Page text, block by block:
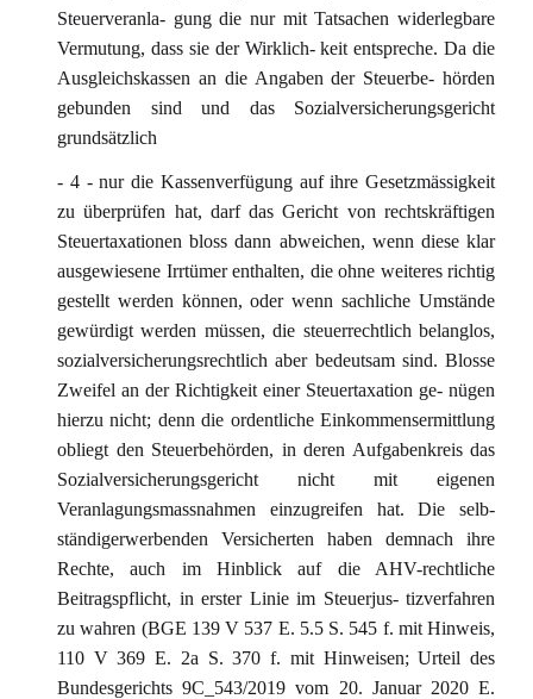
Steuerveranla- gung die nur mit Tatsachen widerlegbare
Vermutung, dass sie der Wirklich- keit entspreche. Da die
Ausgleichskassen an die Angaben der Steuerbe- hörden
gebunden sind und das Sozialversicherungsgericht
grundsätzlich
- 4 - nur die Kassenverfügung auf ihre Gesetzmässigkeit
zu überprüfen hat, darf das Gericht von rechtskräftigen
Steuertaxationen bloss dann abweichen, wenn diese klar
ausgewiesene Irrtümer enthalten, die ohne weiteres richtig
gestellt werden können, oder wenn sachliche Umstände
gewürdigt werden müssen, die steuerrechtlich belanglos,
sozialversicherungsrechtlich aber bedeutsam sind. Blosse
Zweifel an der Richtigkeit einer Steuertaxation ge- nügen
hierzu nicht; denn die ordentliche Einkommensermittlung
obliegt den Steuerbehörden, in deren Aufgabenkreis das
Sozialversicherungsgericht nicht mit eigenen
Veranlagungsmassnahmen einzugreifen hat. Die selb-
ständigerwerbenden Versicherten haben demnach ihre
Rechte, auch im Hinblick auf die AHV-rechtliche
Beitragspflicht, in erster Linie im Steuerjus- tizverfahren
zu wahren (BGE 139 V 537 E. 5.5 S. 545 f. mit Hinweis,
110 V 369 E. 2a S. 370 f. mit Hinweisen; Urteil des
Bundesgerichts 9C_543/2019 vom 20. Januar 2020 E.